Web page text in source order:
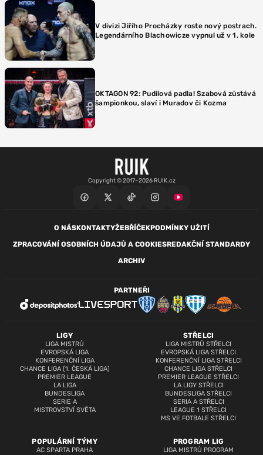
V divizi Jiřího Procházky roste nový postrach.
Legendárního Blachowicze vypnul už v 1. kole
OKTAGON 92: Pudilová padla! Szabová zůstává
šampionkou, slaví i Muradov či Kozma
Copyright © 2017–2026 RUIK.cz
O NÁSKONTAKTYŽEBŘÍČEKPODMÍNKY UŽITÍ
ZPRACOVÁNÍ OSOBNÍCH ÚDAJŮ A COOKIESREDAKČNÍ STANDARDY
ARCHIV
LIGY
LIGA MISTRŮ
EVROPSKÁ LIGA
KONFERENČNÍ LIGA
CHANCE LIGA (1. ČESKÁ LIGA)
PREMIER LEAGUE
LA LIGA
BUNDESLIGA
SERIE A
MISTROVSTVÍ SVĚTA
STŘELCI
LIGA MISTRŮ STŘELCI
EVROPSKÁ LIGA STŘELCI
KONFERENČNÍ LIGA STŘELCI
CHANCE LIGA STŘELCI
PREMIER LEAGUE STŘELCI
LA LIGY STŘELCI
BUNDESLIGA STŘELCI
SERIA A STŘELCI
LEAGUE 1 STŘELCI
MS VE FOTBALE STŘELCI
POPULÁRNÍ TÝMY
AC SPARTA PRAHA
PROGRAM LIG
LIGA MISTRŮ PROGRAM
PARTNEŘI